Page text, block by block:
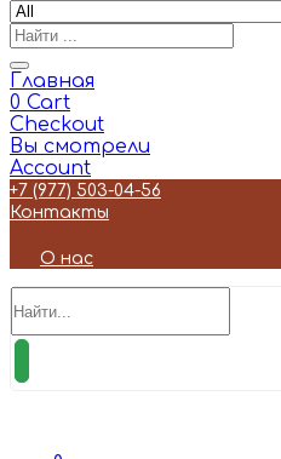
Главная
0 Cart
Checkout
Вы смотрели
Account
+7 (977) 503-04-56
Контакты
О нас